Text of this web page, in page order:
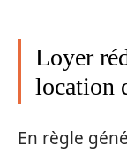
Loyer
location
En règle